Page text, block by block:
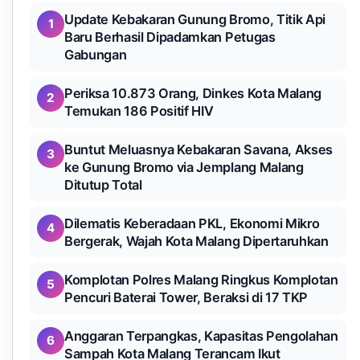
1
Update Kebakaran Gunung Bromo, Titik Api
Baru Berhasil Dipadamkan Petugas
Gabungan
2
Periksa 10.873 Orang, Dinkes Kota Malang
Temukan 186 Positif HIV
3
Buntut Meluasnya Kebakaran Savana, Akses
ke Gunung Bromo via Jemplang Malang
Ditutup Total
4
Dilematis Keberadaan PKL, Ekonomi Mikro
Bergerak, Wajah Kota Malang Dipertaruhkan
5
Komplotan Polres Malang Ringkus Komplotan
Pencuri Baterai Tower, Beraksi di 17 TKP
6
Anggaran Terpangkas, Kapasitas Pengolahan
Sampah Kota Malang Terancam Ikut